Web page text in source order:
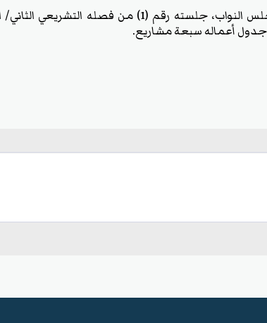
ومن المقرر أن يعقد مجلس النواب، جلسته رقم (1) من
جدول أعماله سبعة مشاريع.